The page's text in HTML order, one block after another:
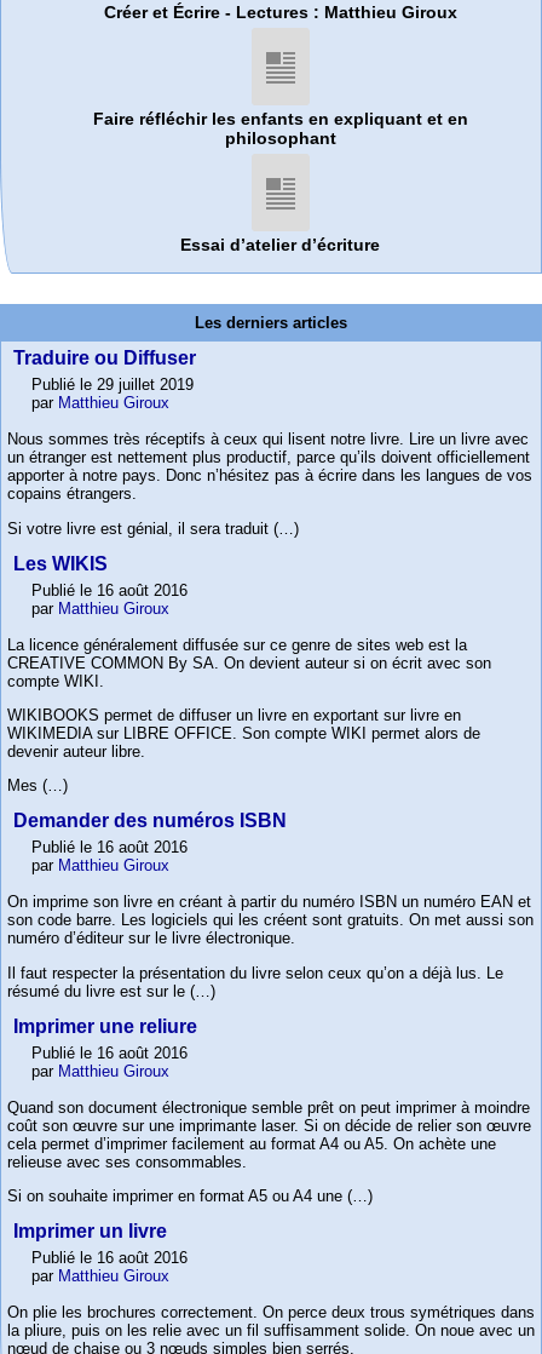
Créer et Écrire - Lectures : Matthieu Giroux
Faire réfléchir les enfants en expliquant et en
philosophant
Essai d’atelier d’écriture
Les derniers articles
Traduire ou Diffuser
Publié le 29 juillet 2019
par Matthieu Giroux
Nous sommes très réceptifs à ceux qui lisent notre livre. Lire un livre avec
un étranger est nettement plus productif, parce qu’ils doivent officiellement
apporter à notre pays. Donc n’hésitez pas à écrire dans les langues de vos
copains étrangers.
Si votre livre est génial, il sera traduit (…)
Les WIKIS
Publié le 16 août 2016
par Matthieu Giroux
La licence généralement diffusée sur ce genre de sites web est la
CREATIVE COMMON By SA. On devient auteur si on écrit avec son
compte WIKI.
WIKIBOOKS permet de diffuser un livre en exportant sur livre en
WIKIMEDIA sur LIBRE OFFICE. Son compte WIKI permet alors de
devenir auteur libre.
Mes (…)
Demander des numéros ISBN
Publié le 16 août 2016
par Matthieu Giroux
On imprime son livre en créant à partir du numéro ISBN un numéro EAN et
son code barre. Les logiciels qui les créent sont gratuits. On met aussi son
numéro d’éditeur sur le livre électronique.
Il faut respecter la présentation du livre selon ceux qu’on a déjà lus. Le
résumé du livre est sur le (…)
Imprimer une reliure
Publié le 16 août 2016
par Matthieu Giroux
Quand son document électronique semble prêt on peut imprimer à moindre
coût son œuvre sur une imprimante laser. Si on décide de relier son œuvre
cela permet d’imprimer facilement au format A4 ou A5. On achète une
relieuse avec ses consommables.
Si on souhaite imprimer en format A5 ou A4 une (…)
Imprimer un livre
Publié le 16 août 2016
par Matthieu Giroux
On plie les brochures correctement. On perce deux trous symétriques dans
la pliure, puis on les relie avec un fil suffisamment solide. On noue avec un
nœud de chaise ou 3 nœuds simples bien serrés.